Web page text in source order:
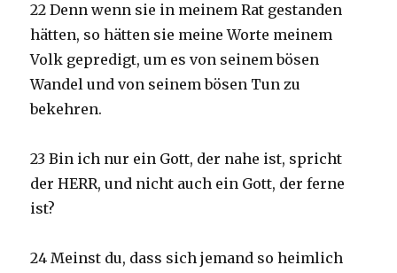
22 Denn wenn sie in meinem Rat gestanden
hätten, so hätten sie meine Worte meinem
Volk gepredigt, um es von seinem bösen
Wandel und von seinem bösen Tun zu
bekehren.
23 Bin ich nur ein Gott, der nahe ist, spricht
der HERR, und nicht auch ein Gott, der ferne
ist?
24 Meinst du, dass sich jemand so heimlich